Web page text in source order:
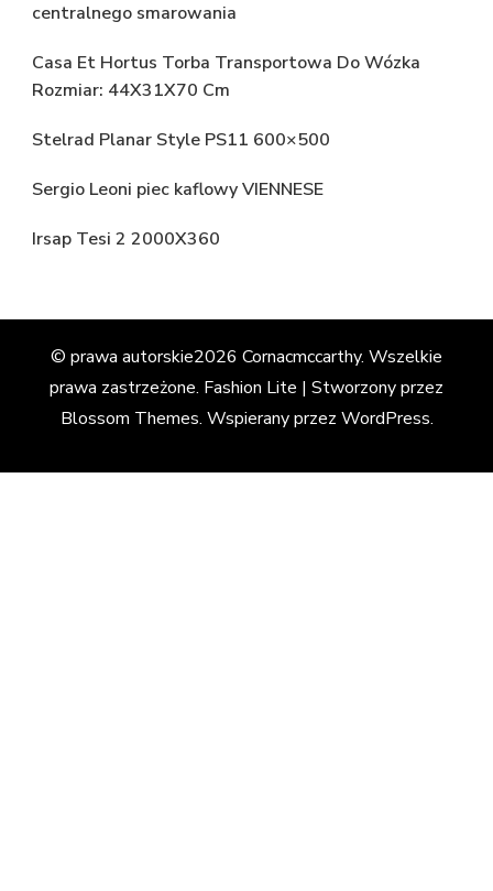
centralnego smarowania
Casa Et Hortus Torba Transportowa Do Wózka
Rozmiar: 44X31X70 Cm
Stelrad Planar Style PS11 600×500
Sergio Leoni piec kaflowy VIENNESE
Irsap Tesi 2 2000X360
© prawa autorskie2026 Cornacmccarthy. Wszelkie
prawa zastrzeżone. Fashion Lite | Stworzony przez
Blossom Themes. Wspierany przez WordPress.